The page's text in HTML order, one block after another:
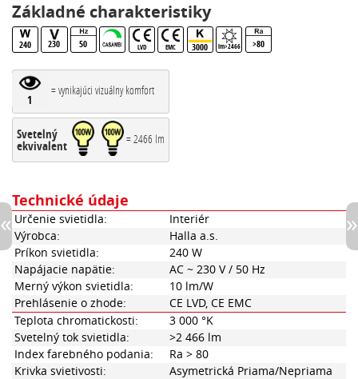
Základné charakteristiky
240 230 50 LVD EMC 3000 lm>2466 >80
1
= vynikajúci vizuálny komfort
Svetelný
ekvivalent = 2466 lm
Technické údaje
Určenie svietidla:
Interiér
Výrobca:
Halla a.s.
Príkon svietidla:
240 W
Napájacie napätie:
AC ~ 230 V / 50 Hz
Merný výkon svietidla:
10 lm/W
Prehlásenie o zhode:
CE LVD, CE EMC
Teplota chromatickosti:
3 000 °K
Svetelný tok svietidla:
>2 466 lm
Index farebného podania:
Ra > 80
Krivka svietivosti:
Asymetrická Priama/Nepriama